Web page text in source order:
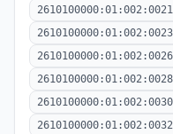
2610100000:01:002:0021
2610100000:01:002:0023
2610100000:01:002:0026
2610100000:01:002:0028
2610100000:01:002:0030
2610100000:01:002:0032